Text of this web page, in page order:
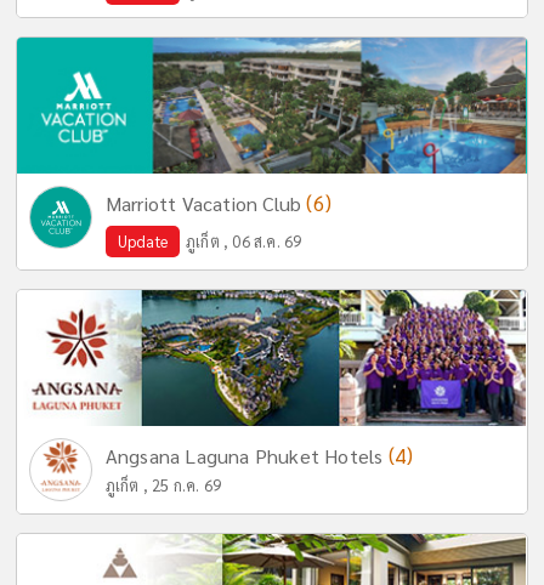
Marriott Vacation Club(6)
Update ภูเก็ต , 06 ส.ค. 69
Angsana Laguna Phuket Hotels (4)
ภูเก็ต , 25 ก.ค. 69